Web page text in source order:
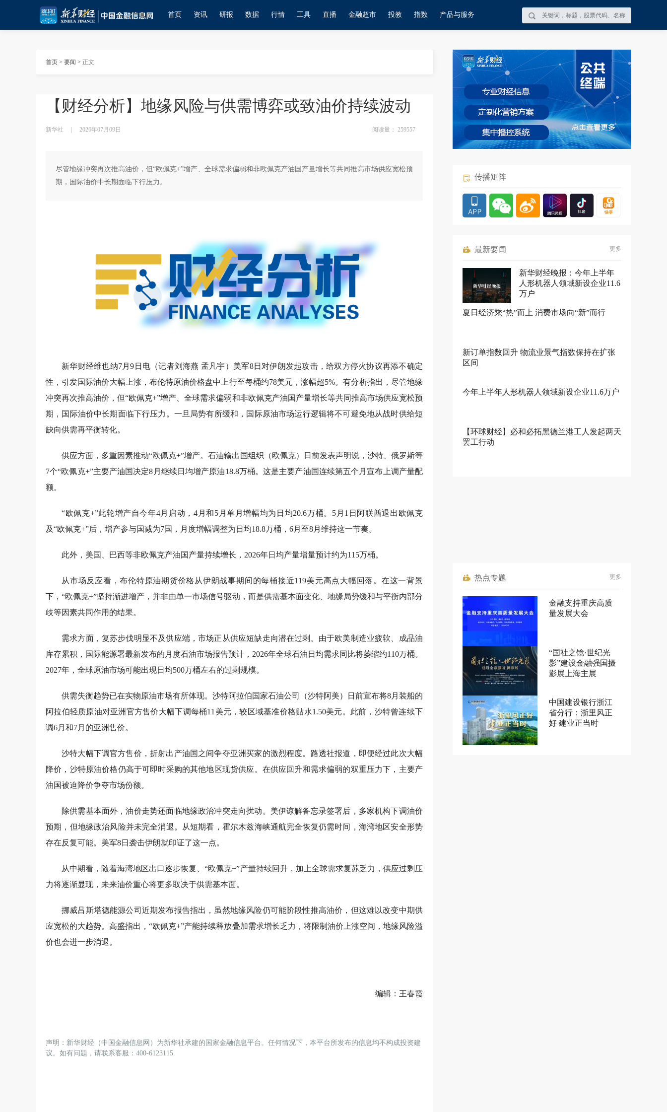
首页 资讯 研报 数据 行情 工具 直播 金融超市 投教 指数 产品与服务
首页 > 要闻 > 正文
【财经分析】地缘风险与供需博弈或致油价持续波动
新华社 2026年07月09日 阅读量： 259557
尽管地缘冲突再次推高油价，但“欧佩克+”增产、全球需求偏弱和非欧佩克产油国产量增长等共同推高市场供应宽松预
期，国际油价中长期面临下行压力。
新华财经维也纳7月9日电（记者刘海燕 孟凡宇） 美军8日对伊朗发起攻击，给双方停火协议再添不确定
性，引发国际油价大幅上涨，布伦特原油价格盘中上行至每桶约78美元，涨幅超5%。有分析指出，尽管地缘
冲突再次推高油价，但“欧佩克+”增产、全球需求偏弱和非欧佩克产油国产量增长等共同推高市场供应宽松预
期，国际油价中长期面临下行压力。一旦局势有所缓和，国际原油市场运行逻辑将不可避免地从战时供给短
缺向供需再平衡转化。
供应方面，多重因素推动“欧佩克+”增产。石油输出国组织（欧佩克）日前发表声明说，沙特、俄罗斯等
7个“欧佩克+”主要产油国决定8月继续日均增产原油18.8万桶。这是主要产油国连续第五个月宣布上调产量配
额。
“欧佩克+”此轮增产自今年4月启动，4月和5月单月增幅均为日均20.6万桶。5月1日阿联酋退出欧佩克
及“欧佩克+”后，增产参与国减为7国，月度增幅调整为日均18.8万桶，6月至8月维持这一节奏。
此外，美国、巴西等非欧佩克产油国产量持续增长，2026年日均产量增量预计约为115万桶。
从市场反应看，布伦特原油期货价格从伊朗战事期间的每桶接近119美元高点大幅回落。在这一背景
下，“欧佩克+”坚持渐进增产，并非由单一市场信号驱动，而是供需基本面变化、地缘局势缓和与平衡内部分
歧等因素共同作用的结果。
需求方面，复苏步伐明显不及供应端，市场正从供应短缺走向潜在过剩。由于欧美制造业疲软、成品油
库存累积，国际能源署最新发布的月度石油市场报告预计，2026年全球石油日均需求同比将萎缩约110万桶。
2027年，全球原油市场可能出现日均500万桶左右的过剩规模。
供需失衡趋势已在实物原油市场有所体现。沙特阿拉伯国家石油公司（沙特阿美）日前宣布将8月装船的
阿拉伯轻质原油对亚洲官方售价大幅下调每桶11美元，较区域基准价格贴水1.50美元。此前，沙特曾连续下
调6月和7月的亚洲售价。
沙特大幅下调官方售价，折射出产油国之间争夺亚洲买家的激烈程度。路透社报道，即便经过此次大幅
降价，沙特原油价格仍高于可即时采购的其他地区现货供应。在供应回升和需求偏弱的双重压力下，主要产
油国被迫降价争夺市场份额。
除供需基本面外，油价走势还面临地缘政治冲突走向扰动。美伊谅解备忘录签署后，多家机构下调油价
预期，但地缘政治风险并未完全消退。从短期看，霍尔木兹海峡通航完全恢复仍需时间，海湾地区安全形势
存在反复可能。美军8日袭击伊朗就印证了这一点。
从中期看，随着海湾地区出口逐步恢复、“欧佩克+”产量持续回升，加上全球需求复苏乏力，供应过剩压
力将逐渐显现，未来油价重心将更多取决于供需基本面。
挪威吕斯塔德能源公司近期发布报告指出，虽然地缘风险仍可能阶段性推高油价，但这难以改变中期供
应宽松的大趋势。高盛指出，“欧佩克+”产能持续释放叠加需求增长乏力，将限制油价上涨空间，地缘风险溢
价也会进一步消退。
编辑：王春霞
声明：新华财经（中国金融信息网）为新华社承建的国家金融信息平台。任何情况下，本平台所发布的信息均不构成投资建
议。如有问题，请联系客服：400-6123115
传播矩阵
最新要闻 更多
新华财经晚报：今年上半年
人形机器人领域新设企业11.6
万户
夏日经济乘“热”而上 消费市场向“新”而行
新订单指数回升 物流业景气指数保持在扩张
区间
今年上半年人形机器人领域新设企业11.6万户
【环球财经】必和必拓黑德兰港工人发起两天
罢工行动
热点专题 更多
金融支持重庆高质
量发展大会
“国社之镜·世纪光
影”建设金融强国摄
影展上海主展
中国建设银行浙江
省分行：浙里风正
好 建业正当时